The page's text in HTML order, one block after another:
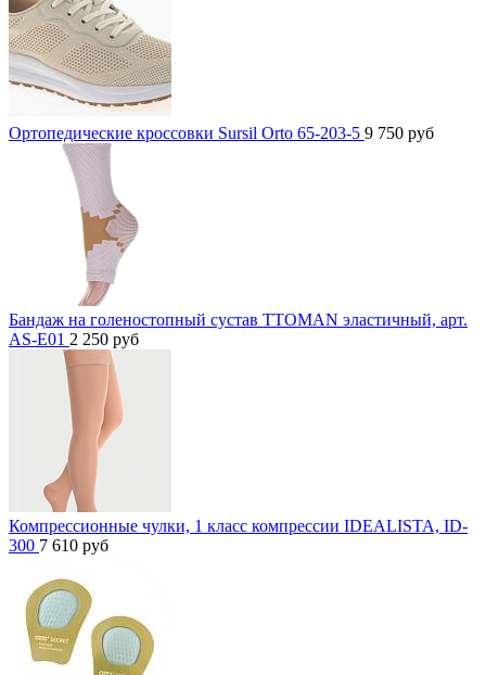
Ортопедические кроссовки Sursil Orto 65-203-5 9 750 руб
Бандаж на голеностопный сустав TTOMAN эластичный, арт.
AS-E01 2 250 руб
Компрессионные чулки, 1 класс компрессии IDEALISTA, ID-
300 7 610 руб